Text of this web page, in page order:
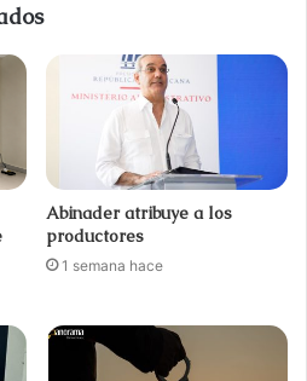
Abinader atribuye a los
productores
1 semana hace